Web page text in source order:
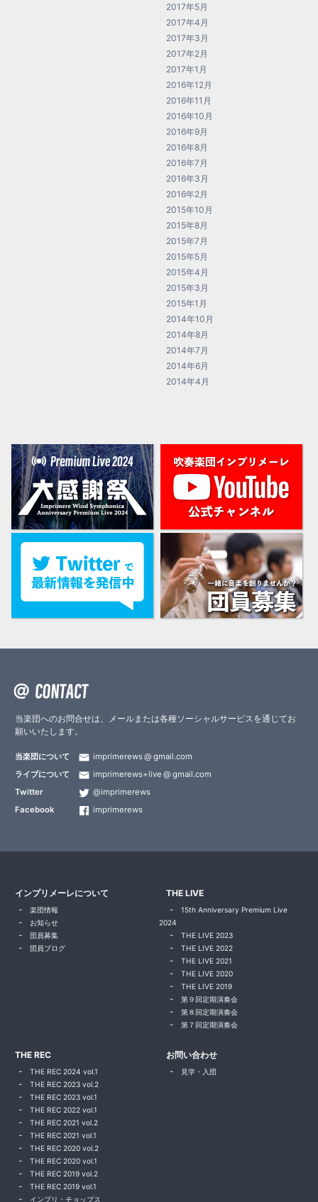
2017年5月
2017年4月
2017年3月
2017年2月
2017年1月
2016年12月
2016年11月
2016年10月
2016年9月
2016年8月
2016年7月
2016年3月
2016年2月
2015年10月
2015年8月
2015年7月
2015年5月
2015年4月
2015年3月
2015年1月
2014年10月
2014年8月
2014年7月
2014年6月
2014年4月
当楽団へのお問合せは、メールまたは各種ソーシャルサービスを通じてお
願いいたします。
当楽団について imprimerews
gmail.com
ライブについて
imprimerews+live
gmail.com
Twitter
@imprimerews
Facebook
imprimerews
インプリメーレについて
楽団情報
お知らせ
団員募集
団員ブログ
THE LIVE
15th Anniversary Premium Live
2024
THE LIVE 2023
THE LIVE 2022
THE LIVE 2021
THE LIVE 2020
THE LIVE 2019
第９回定期演奏会
第８回定期演奏会
第７回定期演奏会
THE REC
THE REC 2024 vol.1
THE REC 2023 vol.2
THE REC 2023 vol.1
THE REC 2022 vol.1
THE REC 2021 vol.2
THE REC 2021 vol.1
THE REC 2020 vol.2
THE REC 2020 vol.1
THE REC 2019 vol.2
THE REC 2019 vol.1
インプリ・チョップス
お問い合わせ
見学・入団